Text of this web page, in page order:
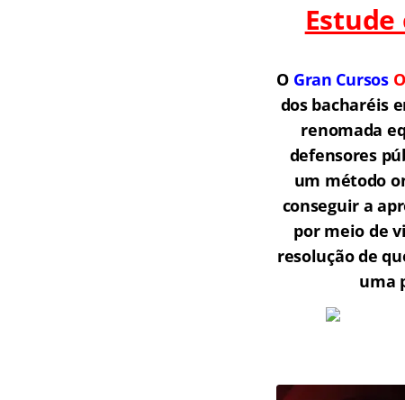
O Gran Cursos
dos bacharéis
renomada
defensores
um método
conseguir a
por meio de
resolução de
uma